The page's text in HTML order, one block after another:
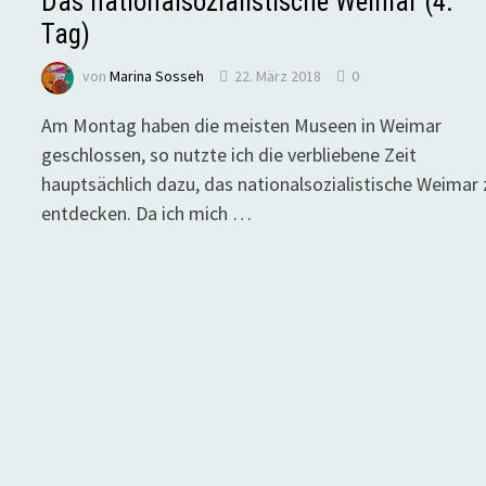
Tag)
vonMarina Sosseh 22. März 2018 0
Am Montag haben die meisten Museen in Weimar
geschlossen, so nutzte ich die verbliebene Zeit
hauptsächlich dazu, das nationalsozialistische Weimar
entdecken. Da ich mich …